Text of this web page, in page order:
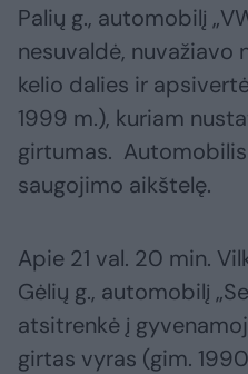
Palių g., automobilį
nesuvaldė, nuvažiavo
kelio dalies ir
1999 m.), kuriam
girtumas.
saugojimo aikštelę.
Apie 21 val. 20 min.
Gėlių g., automobilį
atsitrenkė į
girtas vyras (gim.